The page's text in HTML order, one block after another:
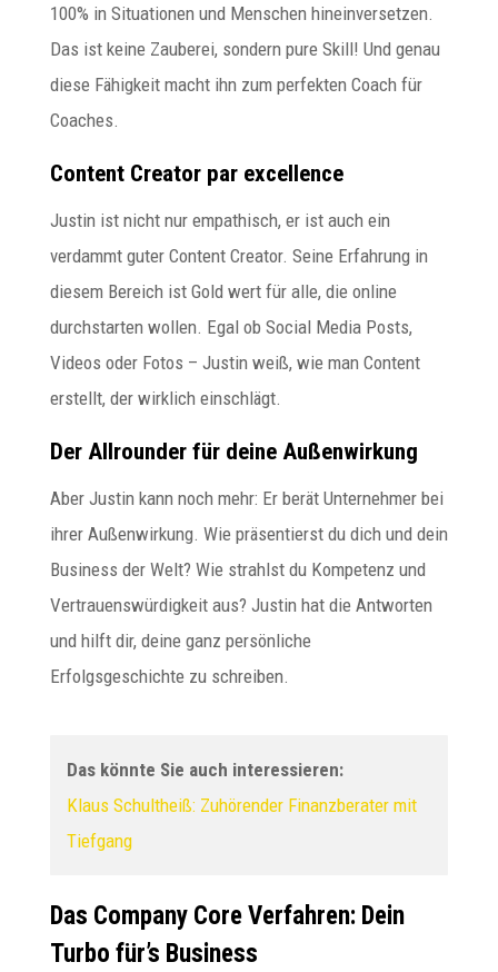
100% in Situationen und Menschen hineinversetzen.
Das ist keine Zauberei, sondern pure Skill! Und genau
diese Fähigkeit macht ihn zum perfekten Coach für
Coaches.
Content Creator par excellence
Justin ist nicht nur empathisch, er ist auch ein
verdammt guter Content Creator. Seine Erfahrung in
diesem Bereich ist Gold wert für alle, die online
durchstarten wollen. Egal ob Social Media Posts,
Videos oder Fotos – Justin weiß, wie man Content
erstellt, der wirklich einschlägt.
Der Allrounder für deine Außenwirkung
Aber Justin kann noch mehr: Er berät Unternehmer bei
ihrer Außenwirkung. Wie präsentierst du dich und dein
Business der Welt? Wie strahlst du Kompetenz und
Vertrauenswürdigkeit aus? Justin hat die Antworten
und hilft dir, deine ganz persönliche
Erfolgsgeschichte zu schreiben.
Das könnte Sie auch interessieren:
Klaus Schultheiß: Zuhörender Finanzberater mit
Tiefgang
Das Company Core Verfahren: Dein
Turbo für’s Business